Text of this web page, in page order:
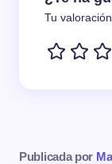
Tu
Publicada por